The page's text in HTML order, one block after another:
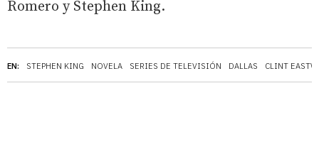
EN: STEPHEN KING NOVELA SERIES DE TELEVISIÓN DALLAS CLINT
Romero y Stephen King.